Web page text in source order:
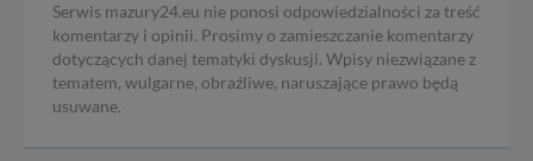
Serwis mazury24.eu nie ponosi odpowiedzialności za treść
komentarzy i opinii. Prosimy o zamieszczanie komentarzy
dotyczących danej tematyki dyskusji. Wpisy niezwiązane z
tematem, wulgarne, obraźliwe, naruszające prawo będą
usuwane.